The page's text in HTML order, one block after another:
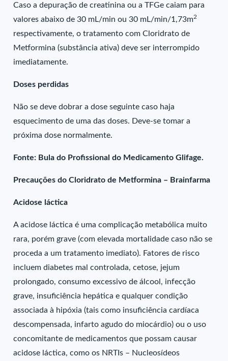
Caso a depuração de creatinina ou a TFGe caiam para
valores abaixo de 30 mL/min ou 30 mL/min/1,73m2
respectivamente, o tratamento com Cloridrato de
Metformina (substância ativa) deve ser interrompido
imediatamente.
Doses perdidas
Não se deve dobrar a dose seguinte caso haja
esquecimento de uma das doses. Deve-se tomar a
próxima dose normalmente.
Fonte: Bula do Profissional do Medicamento Glifage.
Precauções do Cloridrato de Metformina – Brainfarma
Acidose láctica
A acidose láctica é uma complicação metabólica muito
rara, porém grave (com elevada mortalidade caso não se
proceda a um tratamento imediato). Fatores de risco
incluem diabetes mal controlada, cetose, jejum
prolongado, consumo excessivo de álcool, infecção
grave, insuficiência hepática e qualquer condição
associada à hipóxia (tais como insuficiência cardíaca
descompensada, infarto agudo do miocárdio) ou o uso
concomitante de medicamentos que possam causar
acidose láctica, como os NRTIs – Nucleosídeos